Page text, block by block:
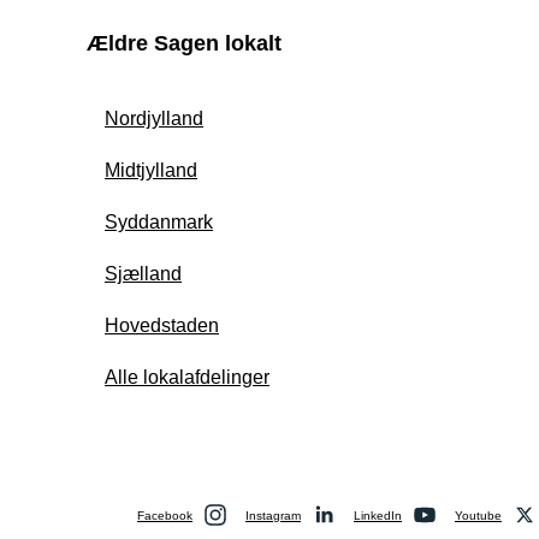
Ældre Sagen lokalt
Nordjylland
Midtjylland
Syddanmark
Sjælland
Hovedstaden
Alle lokalafdelinger
Facebook Instagram LinkedIn Youtube